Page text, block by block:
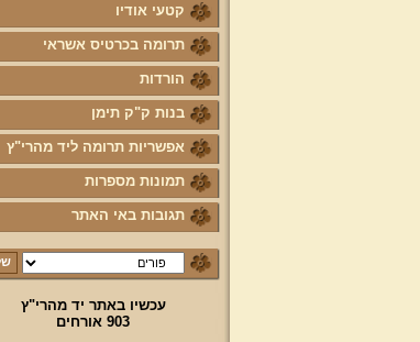
הקדוש
קול קורא לעמוד על משמר מסורת
ק"ק תימן יע"א וחיזוקה
פרשת השבוע להאזנה מאת החזן
ה"ה יהודה דהרי הי"ו
הרשמה לקהילת מהרי"ץ
נוספו קטעי וידאו
השיעור השבועי
הבהרת מרן שליט"א על השיעור
השבועי בכתב מול הנשמע
לאתר יד מהרי"ץ
קטעי אודיו
תרומה בכרטיס אשראי
הורדות
בנות ק"ק תימן
אפשריות תרומה ליד מהרי"ץ
תמונות מספרות
תגובות באי האתר
עכשיו באתר יד מהרי"ץ
903 אורחים